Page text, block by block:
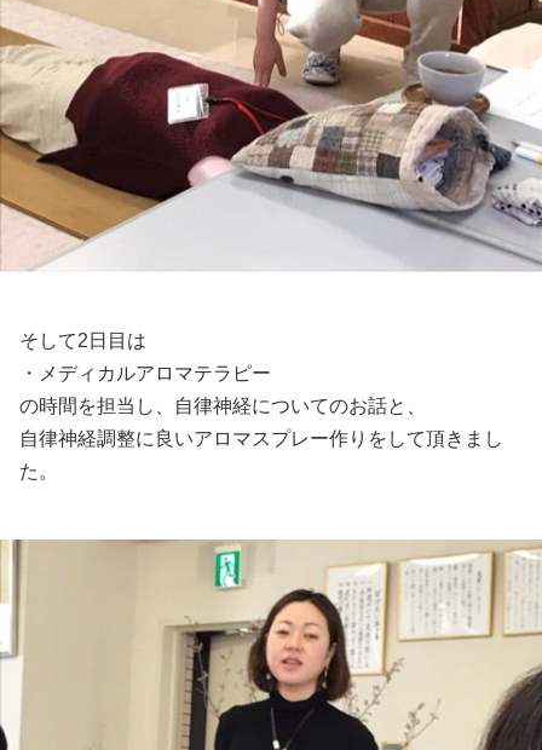
そして2日目は
・メディカルアロマテラピー
の時間を担当し、自律神経についてのお話と、
自律神経調整に良いアロマスプレー作りをして頂きまし
た。